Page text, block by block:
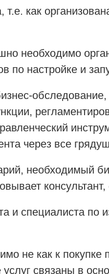
как
необходимо
по настройке и
через все
необходимый
и специалиста
не как к
связаны в